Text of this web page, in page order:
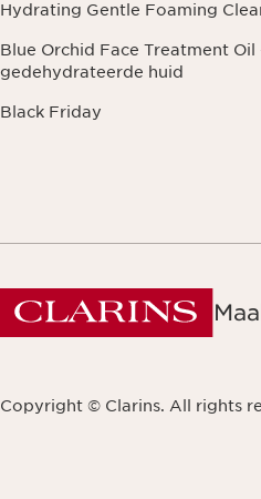
Hydrating Gentle Foaming
Blue Orchid Face Treatment Oil
gedehydrateerde huid
Black Friday
Copyright © Clarins. All rights